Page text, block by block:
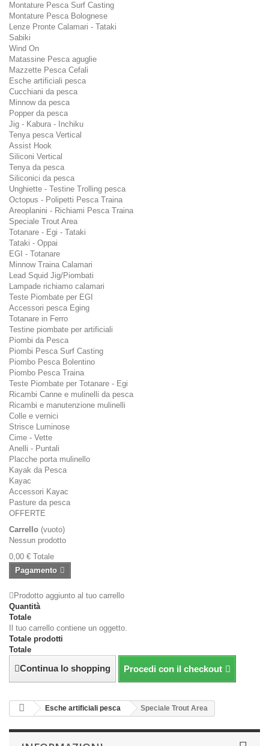
Montature Pesca Surf Casting
Montature Pesca Bolognese
Lenze Pronte Calamari - Tataki
Sabiki
Wind On
Matassine Pesca aguglie
Mazzette Pesca Cefali
Esche artificiali pesca
Cucchiani da pesca
Minnow da pesca
Popper da pesca
Jig - Kabura - Inchiku
Tenya pesca Vertical
Assist Hook
Siliconi Vertical
Tenya da pesca
Siliconici da pesca
Unghiette - Testine Trolling pesca
Octopus - Polipetti Pesca Traina
Areoplanini - Richiami Pesca Traina
Speciale Trout Area
Totanare - Egi - Tataki
Tataki - Oppai
EGI - Totanare
Minnow Traina Calamari
Lead Squid Jig/Piombati
Lampade richiamo calamari
Teste Piombate per EGI
Accessori pesca Eging
Totanare in Ferro
Testine piombate per artificiali
Piombi da Pesca
Piombi Pesca Surf Casting
Piombo Pesca Bolentino
Piombo Pesca Traina
Teste Piombate per Totanare - Egi
Ricambi Canne e mulinelli da pesca
Ricambi e manutenzione mulinelli
Colle e vernici
Strisce Luminose
Cime - Vette
Anelli - Puntali
Placche porta mulinello
Kayak da Pesca
Kayac
Accessori Kayac
Pasture da pesca
OFFERTE
Carrello (vuoto)
Nessun prodotto
0,00 € Totale
Pagamento
Prodotto aggiunto al tuo carrello
Quantità
Totale
Il tuo carrello contiene un oggetto.
Totale prodotti
Totale
Continua lo shopping Procedi con il checkout
Esche artificiali pesca Speciale Trout Area